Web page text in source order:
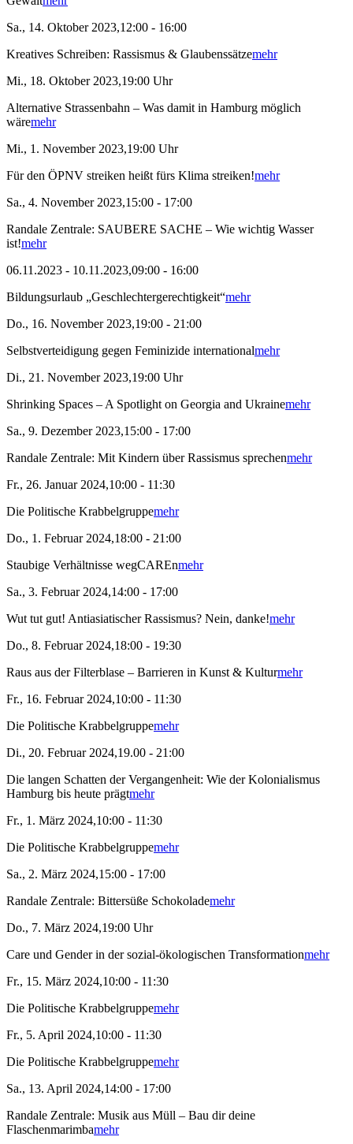
Sa., 14. Oktober 2023,12:00 - 16:00
Kreatives Schreiben: Rassismus & Glaubenssätzemehr
Mi., 18. Oktober 2023,19:00 Uhr
Alternative Strassenbahn – Was damit in Hamburg möglich
wäremehr
Mi., 1. November 2023,19:00 Uhr
Für den ÖPNV streiken heißt fürs Klima streiken!mehr
Sa., 4. November 2023,15:00 - 17:00
Randale Zentrale: SAUBERE SACHE – Wie wichtig Wasser
ist!mehr
06.11.2023 - 10.11.2023,09:00 - 16:00
Bildungsurlaub „Geschlechtergerechtigkeit“mehr
Do., 16. November 2023,19:00 - 21:00
Selbstverteidigung gegen Feminizide internationalmehr
Di., 21. November 2023,19:00 Uhr
Shrinking Spaces – A Spotlight on Georgia and Ukrainemehr
Sa., 9. Dezember 2023,15:00 - 17:00
Randale Zentrale: Mit Kindern über Rassismus sprechenmehr
Fr., 26. Januar 2024,10:00 - 11:30
Die Politische Krabbelgruppemehr
Do., 1. Februar 2024,18:00 - 21:00
Staubige Verhältnisse wegCAREnmehr
Sa., 3. Februar 2024,14:00 - 17:00
Wut tut gut! Antiasiatischer Rassismus? Nein, danke!mehr
Do., 8. Februar 2024,18:00 - 19:30
Raus aus der Filterblase – Barrieren in Kunst & Kulturmehr
Fr., 16. Februar 2024,10:00 - 11:30
Die Politische Krabbelgruppemehr
Di., 20. Februar 2024,19.00 - 21:00
Die langen Schatten der Vergangenheit: Wie der Kolonialismus
Hamburg bis heute prägtmehr
Fr., 1. März 2024,10:00 - 11:30
Die Politische Krabbelgruppemehr
Sa., 2. März 2024,15:00 - 17:00
Randale Zentrale: Bittersüße Schokolademehr
Do., 7. März 2024,19:00 Uhr
Care und Gender in der sozial-ökologischen Transformationmehr
Fr., 15. März 2024,10:00 - 11:30
Die Politische Krabbelgruppemehr
Fr., 5. April 2024,10:00 - 11:30
Die Politische Krabbelgruppemehr
Sa., 13. April 2024,14:00 - 17:00
Randale Zentrale: Musik aus Müll – Bau dir deine
Flaschenmarimbamehr